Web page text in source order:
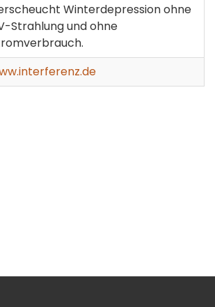
Winterdepression ohne
Strahlung und ohne